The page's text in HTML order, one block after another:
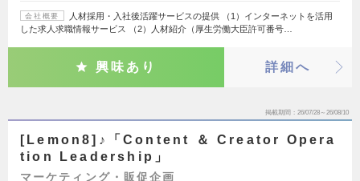
会社概要
人材採用・入社後活躍サービスの提供 （1）インターネットを活用
した求人求職情報サービス （2）人材紹介（厚生労働大臣許可番号…
興味あり 詳細へ
掲載期間 26/07/28～26/08/10
[Lemon8]♪「Content ＆ Creator Opera
tion Leadership」
マーケティング・販促企画